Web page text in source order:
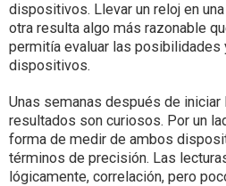
dispositivos. Llevar un reloj en
otra resulta algo más razonable
permitía evaluar las posibilidades
dispositivos.
Unas semanas después de iniciar
resultados son curiosos. Por un
forma de medir de ambos
términos de precisión. Las
lógicamente, correlación, pero